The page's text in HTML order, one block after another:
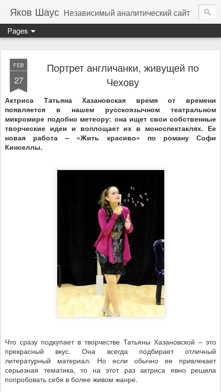
Яков Шаус Независимый аналитический сайт
Pages
FEB
27
Портрет англичанки, живущей по
Чехову
Актриса Татьяна Хазановская время от времени
появляется в нашем русскоязычном театральном
микромире подобно метеору: она ищет свои собственные
творческие идеи и воплощает их в моноспектаклях. Ее
новая работа – «Жить красиво» по роману Софи
Кинселлы.
Что сразу подкупает в творчестве Татьяны Хазановской – это
прекрасный вкус. Она всегда подбирает отличный
литературный материал. Но если обычно ее привлекает
серьезная тематика, то на этот раз актриса явно решила
попробовать себя в более живом жанре.